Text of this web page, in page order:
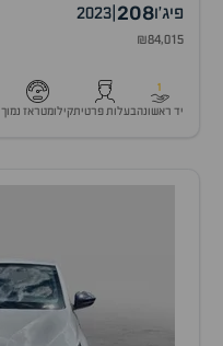
פיג'ו208
2023
₪84,015
1
יד ראשונהבעלות פרטיתקילומטראז נמוך